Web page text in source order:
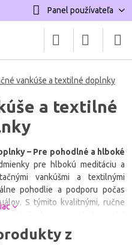
Panel používateľa
vankúše a textilné doplnky
a textilné
– Pre pohodlné a hlboké
pre hlbokú meditáciu a
vankúšmi a textilnými
pohodlie a podporu počas
S týmito kvalitnými, ručne
pokoj. Pridaj k tomu správny
plynúť bez obmedzení.
z